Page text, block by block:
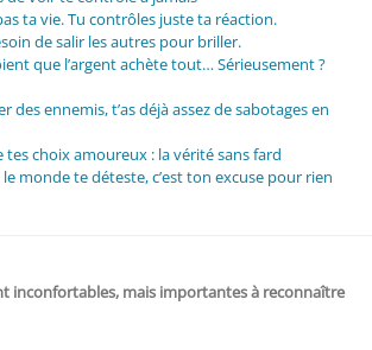
ta vie. Tu contrôles juste ta réaction.
de salir les autres pour briller.
que l’argent achète tout… Sérieusement ?
des ennemis, t’as déjà assez de sabotages en
tes choix amoureux : la vérité sans fard
monde te déteste, c’est ton excuse pour rien
inconfortables, mais importantes à reconnaître